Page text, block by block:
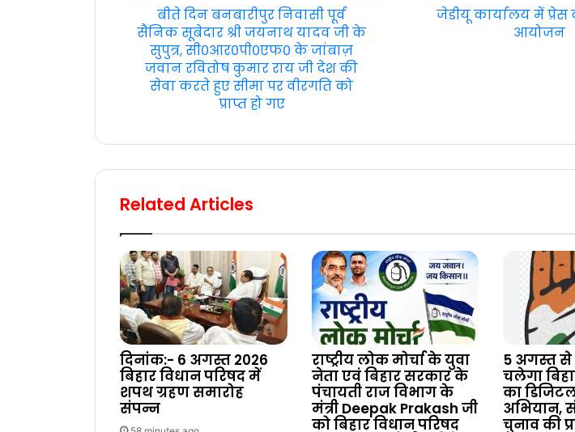
बीते दिन बनबारीपुर निवासी पूर्व
सैनिक सूबेदार श्री जयनाथ यादव जी के
सुपुत्र, सी०आर०पी०एफ० के जांबाज़
जवान रवितोष कुमार राय जी देश की
सेवा करते हुए सीमा पर वीरगति को
प्राप्त हो गए
जेडीयू कार्यालय में प्रेस
आयोजन
Related Articles
दिनांक:- 6 अगस्त 2026
बिहार विधान परिषद में
शपथ ग्रहण समारोह
संपन्न
राष्ट्रीय लोक मोर्चा के युवा
नेता एवं बिहार सरकार के
पंचायती राज विभाग के
मंत्री Deepak Prakash जी
को बिहार विधान परिषद
5 अगस्त
चलेगा
का
अभियान,
चुनाव की